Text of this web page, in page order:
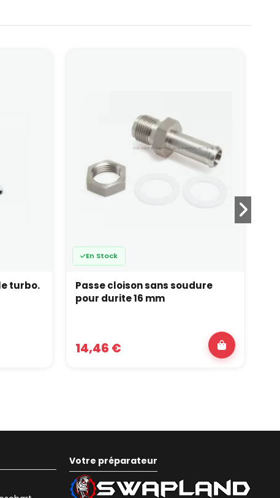
turbo.
En Stock
Passe cloison sans soudure
pour durite 16 mm
14,46 €
Votre préparateur